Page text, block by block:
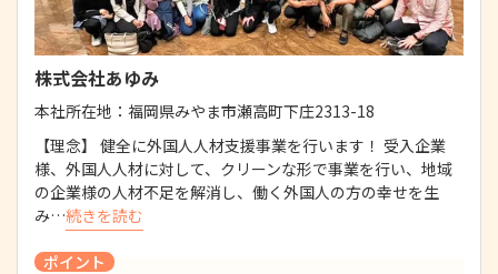
株式会社あゆみ
本社所在地： 福岡県みやま市瀬高町下庄2313-18
【理念】 健全に外国人人材支援事業を行います！ 受入企業
様、外国人人材に対して、クリーンな形で事業を行い、地域
の企業様の人材不足を解消し、働く外国人の方の幸せを生
み…続きを読む
ポイント